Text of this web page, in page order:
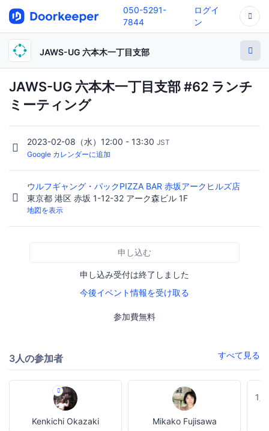
050-5291-
7844
ログイ
ン
JAWS-UG 六本木一丁目支部
JAWS-UG 六本木一丁目支部 #62 ランチ
ミーティング
2023-02-08（水）12:00 - 13:30 JST
Google カレンダーに追加
ウルフギャング・パックPIZZA BAR 赤坂アークヒルズ店
東京都 港区 赤坂 1-12-32 アーク森ビル 1F
地図を表示
申し込む
申し込み受付は終了しました
今後イベント情報を受け取る
参加費無料
3人の参加者 すべて見る
Kenkichi Okazaki Mikako Fujisawa
1